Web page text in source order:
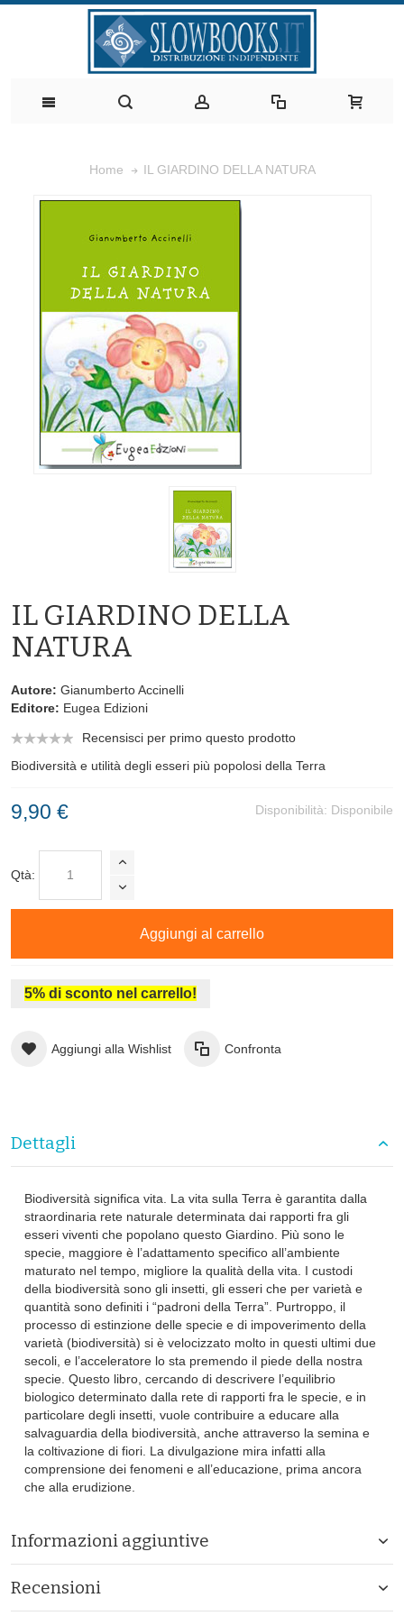
Home IL GIARDINO DELLA NATURA
IL GIARDINO DELLA
NATURA
Autore: Gianumberto Accinelli
Editore: Eugea Edizioni
Recensisci per primo questo prodotto
Biodiversità e utilità degli esseri più popolosi della Terra
Disponibilità: Disponibile
9,90 €
Qtà:
Aggiungi al carrello
5% di sconto nel carrello!
Aggiungi alla Wishlist Confronta
Dettagli
Biodiversità significa vita. La vita sulla Terra è garantita dalla
straordinaria rete naturale determinata dai rapporti fra gli
esseri viventi che popolano questo Giardino. Più sono le
specie, maggiore è l’adattamento specifico all’ambiente
maturato nel tempo, migliore la qualità della vita. I custodi
della biodiversità sono gli insetti, gli esseri che per varietà e
quantità sono definiti i “padroni della Terra”. Purtroppo, il
processo di estinzione delle specie e di impoverimento della
varietà (biodiversità) si è velocizzato molto in questi ultimi due
secoli, e l’acceleratore lo sta premendo il piede della nostra
specie. Questo libro, cercando di descrivere l’equilibrio
biologico determinato dalla rete di rapporti fra le specie, e in
particolare degli insetti, vuole contribuire a educare alla
salvaguardia della biodiversità, anche attraverso la semina e
la coltivazione di fiori. La divulgazione mira infatti alla
comprensione dei fenomeni e all’educazione, prima ancora
che alla erudizione.
Informazioni aggiuntive
Recensioni